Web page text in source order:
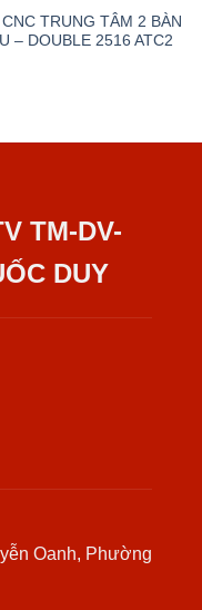
CNC TRUNG TÂM 2 BÀN
– DOUBLE 2516 ATC2
TM-DV-
DUY
Oanh, Phường